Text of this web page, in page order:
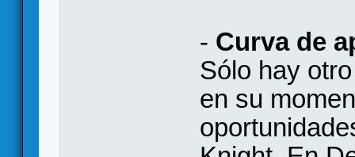
- Curva de
Sólo hay
en su